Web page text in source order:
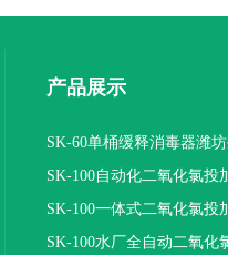
产品展示
SK-60单桶缓释消毒器潍
SK-100自动化二氧化氯投
装置
SK-100一体式二氧化氯投
报价
SK-100水厂全自动二氧化